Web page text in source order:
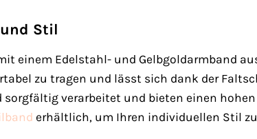
Stil
einem Edelstahl- und Gelbgoldarmband
zu tragen und lässt sich dank der
sorgfältig verarbeitet und bieten einen
erhältlich, um Ihren individuellen Stil